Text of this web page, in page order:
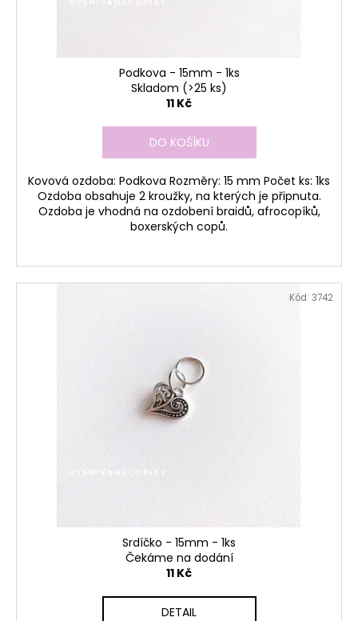
Podkova - 15mm - 1ks
Skladom (>25 ks)
11 Kč
DO KOŠÍKU
Kovová ozdoba: Podkova Rozměry: 15 mm Počet ks: 1ks
Ozdoba obsahuje 2 kroužky, na kterých je připnuta.
Ozdoba je vhodná na ozdobení braidů, afrocopíků,
boxerských copů.
Srdíčko - 15mm - 1ks
Čekáme na dodání
11 Kč
DETAIL
Kód: 3742